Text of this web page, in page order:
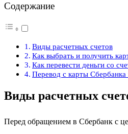
Содержание
Виды расчетных счетов
Как выбрать и получить
Как перевести деньги со
Перевод с карты Сбербанка
Виды расчетных
Перед обращением в Сбербанк с